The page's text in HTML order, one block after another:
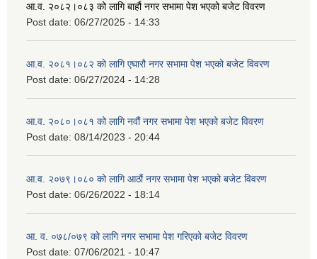
आ.व. २०८२।०८३ को लागि बार्हौ नगर सभामा पेश भएको बजेट विवरण
Post date: 06/27/2025 - 14:33
आ.व. २०८१।०८२ को लागि एघारौ नगर सभामा पेश भएको बजेट विवरण
Post date: 06/27/2024 - 14:28
आ.व. २०८०।०८१ को लागि नवौं नगर सभामा पेश भएको बजेट विवरण
Post date: 08/14/2023 - 20:44
आ.व. २०७९।०८० को लागि आठौं नगर सभामा पेश भएको बजेट विवरण
Post date: 06/26/2022 - 18:14
आ. व. ०७८/०७९ को लागि नगर सभामा पेश गरिएको बजेट विवरण
Post date: 07/06/2021 - 10:47